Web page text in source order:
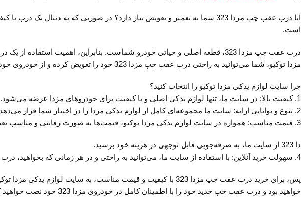
آیا درب عقب چپ مزدا 323 شما به تعمیر و تعویض نیاز دارد؟ در صورتی که به
است.
درب عقب چپ مزدا 323، قطعه اصلی و حیاتی خودرو شماست. بنابراین، اهمیت
مزدا توکیو، شما می‌توانید به راحتی درب عقب چپ مزدا 323 خود را تعویض کرده و از خودروی خود با اطمینان بیشتری استفاده کنید.
چرا سایت لوازم یدکی مزدا توکیو را انتخاب کنید؟
1. کیفیت بالا: در سایت ما، تنها لوازم یدکی اصلی و با کیفیت برای خودروهای مزدا عرضه می‌شود. درب عقب چپ مزدا 323 نیز از جمله قطعات با کیفیت و استاندارد می‌باشد.
2. تنوع و توانایی ارائه: سایت ما مجموعه‌ای کامل از لوازم یدکی مزدا را در اختیار شما قرار می‌دهد. می‌توانید به راحتی درب عقب چپ مزدا 323 مورد نظر خود را پیدا کرده و سفارش دهید.
3. قیمت مناسب: همواره در سایت لوازم یدکی مزدا توکیو، قیمت‌ها به صورت رقابتی و مناسب تعیین می‌شوند. شما می‌توانید با خرید درب عقب چپ مز
دا 323 از سایت ما، به صرفه‌جویی قابل توجهی در هزینه خود برسید.
4. سهولت خرید آنلاین: با استفاده از سایت ما، می‌توانید به راحتی و در هر زمانی که بخواهید، درب عقب چپ مزدا 323 خود را سفارش داده و به آدرس مورد نظرتان ارسال شود.
پس، برای خرید درب عقب چپ مزدا 323 با کیفیت و قیمت مناسب، به
خواهید بود و درب عقب چپ جدید خود را با اطمینان کامل در خودروی مزدا 323 خود نصب خواهید کرد.